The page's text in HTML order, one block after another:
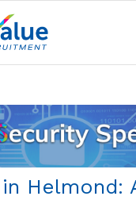
Helmond: